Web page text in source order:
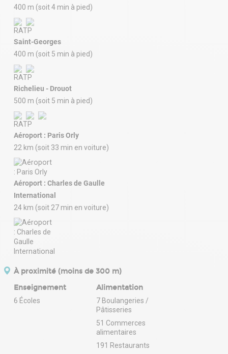
400 m (soit 4 min à pied)
Saint-Georges
400 m (soit 5 min à pied)
Richelieu - Drouot
500 m (soit 5 min à pied)
Aéroport : Paris Orly
22 km (soit 33 min en voiture)
Aéroport : Charles de Gaulle
International
24 km (soit 27 min en voiture)
À proximité (moins de 300 m)
Enseignement
6 Écoles
Alimentation
7 Boulangeries /
Pâtisseries
51 Commerces
alimentaires
191 Restaurants